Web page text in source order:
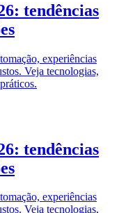
tendências
experiências
Veja tecnologias,
tendências
experiências
Veja tecnologias,